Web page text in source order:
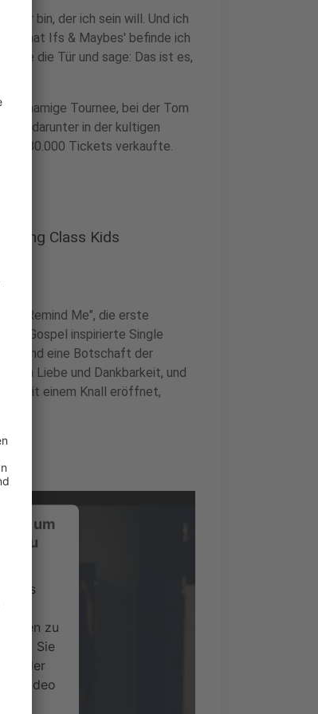
bin, der ich sein will. Und ich
'What Ifs & Maybes' befinde ich
die Tür und sage: Das ist es,
Tournee, bei der Tom
darunter in der kultigen
180.000 Tickets verkaufte.
Class Kids
"Remind Me", die erste
Gospel inspirierte Single
und eine Botschaft der
von Liebe und Dankbarkeit, und
mit einem Knall eröffnet,
um
zu
eines
Daten zu
Sie
der
Video